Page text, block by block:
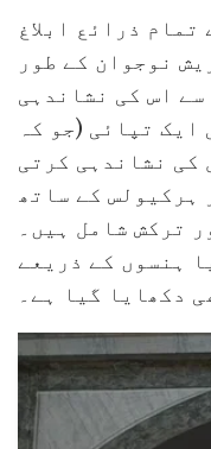
ذرائع ابلاغ
نوجوان کے طور
اس کی نشاندہی
ایک تپائی (جو کہ
کی نشاندہی کرتی
ہرکیولس کے ساتھ
ترکش شامل ہیں۔
ہنسوں کے ذریعے
دکھایا گیا ہے۔